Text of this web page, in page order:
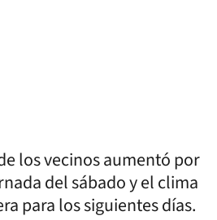
los vecinos aumentó por
del sábado y el clima
para los siguientes días.